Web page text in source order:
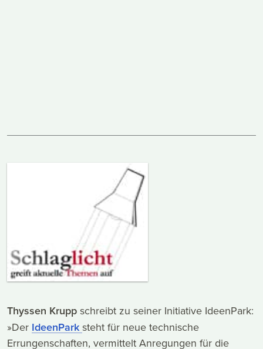
Thyssen Krupp schreibt zu seiner Initiative IdeenPark:
»Der IdeenPark steht für neue technische
Errungenschaften, vermittelt Anregungen für die